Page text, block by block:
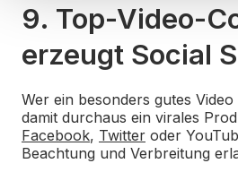
9. Top-Video-
erzeugt Social
Wer ein besonders gutes
damit durchaus ein virales
Facebook, Twitter oder
Beachtung und Verbreitung